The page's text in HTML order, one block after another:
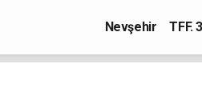
Nevşehir TFF.